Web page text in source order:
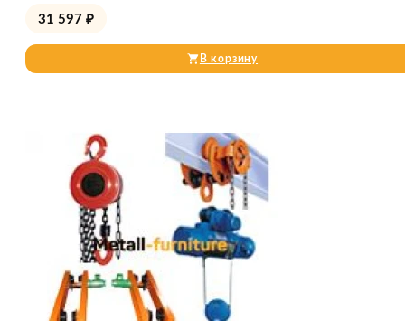
31 597 ₽
В корзину